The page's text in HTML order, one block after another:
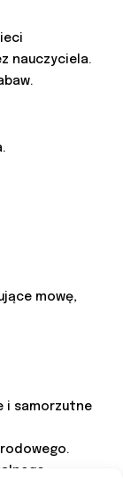
nauczyciela.
mowę,
i samorzutne